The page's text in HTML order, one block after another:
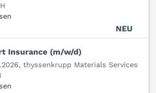
NEU
Insurance (m/w/d)
thyssenkrupp Materials Services